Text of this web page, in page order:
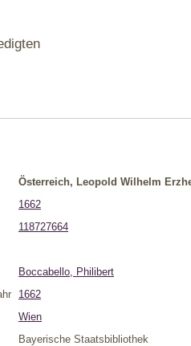
Österreich, Leopold Wilhelm
1662
118727664
Boccabello, Philibert
1662
Wien
Bayerische Staatsbibliothek